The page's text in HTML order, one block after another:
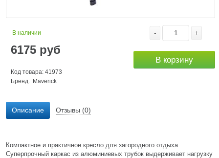
В наличии
6175 руб
Код товара: 41973
Бренд: Maverick
- +
В корзину
Описание Отзывы (0)
Компактное и практичное кресло для загородного отдыха.
Суперпрочный каркас из алюминиевых трубок выдерживает нагрузку